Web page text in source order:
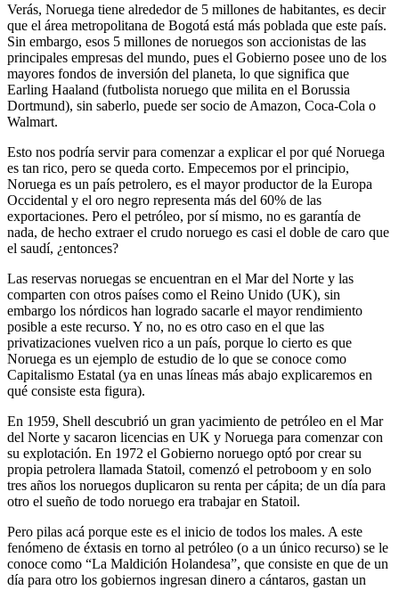
Verás, Noruega tiene alrededor de 5 millones de habitantes, es decir
que el área metropolitana de Bogotá está más poblada que este país.
Sin embargo, esos 5 millones de noruegos son accionistas de las
principales empresas del mundo, pues el Gobierno posee uno de los
mayores fondos de inversión del planeta, lo que significa que
Earling Haaland (futbolista noruego que milita en el Borussia
Dortmund), sin saberlo, puede ser socio de Amazon, Coca-Cola o
Walmart.
Esto nos podría servir para comenzar a explicar el por qué Noruega
es tan rico, pero se queda corto. Empecemos por el principio,
Noruega es un país petrolero, es el mayor productor de la Europa
Occidental y el oro negro representa más del 60% de las
exportaciones. Pero el petróleo, por sí mismo, no es garantía de
nada, de hecho extraer el crudo noruego es casi el doble de caro que
el saudí, ¿entonces?
Las reservas noruegas se encuentran en el Mar del Norte y las
comparten con otros países como el Reino Unido (UK), sin
embargo los nórdicos han logrado sacarle el mayor rendimiento
posible a este recurso. Y no, no es otro caso en el que las
privatizaciones vuelven rico a un país, porque lo cierto es que
Noruega es un ejemplo de estudio de lo que se conoce como
Capitalismo Estatal (ya en unas líneas más abajo explicaremos en
qué consiste esta figura).
En 1959, Shell descubrió un gran yacimiento de petróleo en el Mar
del Norte y sacaron licencias en UK y Noruega para comenzar con
su explotación. En 1972 el Gobierno noruego optó por crear su
propia petrolera llamada Statoil, comenzó el petroboom y en solo
tres años los noruegos duplicaron su renta per cápita; de un día para
otro el sueño de todo noruego era trabajar en Statoil.
Pero pilas acá porque este es el inicio de todos los males. A este
fenómeno de éxtasis en torno al petróleo (o a un único recurso) se le
conoce como “La Maldición Holandesa”, que consiste en que de un
día para otro los gobiernos ingresan dinero a cántaros, gastan un